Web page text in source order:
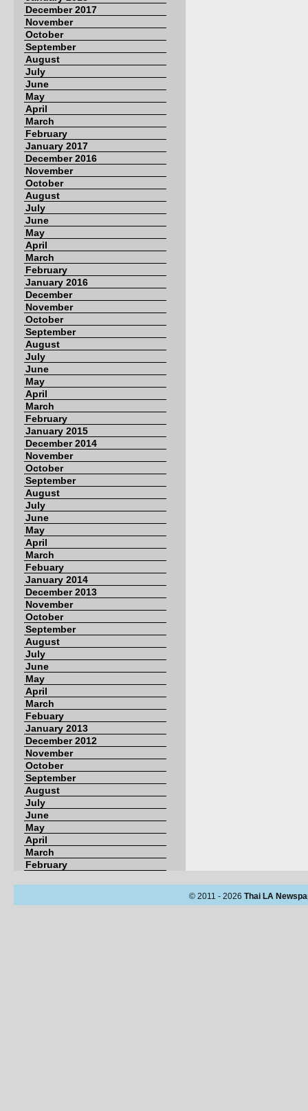
December 2017
November
October
September
August
July
June
May
April
March
February
January 2017
December 2016
November
October
August
July
June
May
April
March
February
January 2016
December
November
October
September
August
July
June
May
April
March
February
January 2015
December 2014
November
October
September
August
July
June
May
April
March
Febuary
January 2014
December 2013
November
October
September
August
July
June
May
April
March
Febuary
January 2013
December 2012
November
October
September
August
July
June
May
April
March
February
© 2011 - 2026 Thai LA